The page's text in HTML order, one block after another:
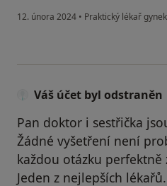
12. února 2024 • Praktický lékař
Váš účet byl odstraněn
Pan doktor i sestřička
Žádné vyšetření není
každou otázku
Jeden z nejlepších lékařů.